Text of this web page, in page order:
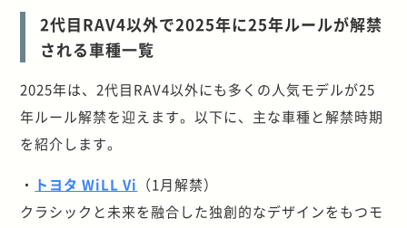
2代目RAV4以外で2025年に25年ルールが解禁
される車種一覧
2025年は、2代目RAV4以外にも多くの人気モデルが25
年ルール解禁を迎えます。以下に、主な車種と解禁時期
を紹介します。
・ トヨタ WiLL Vi （1月解禁）
クラシックと未来を融合した独創的なデザインをもつモ